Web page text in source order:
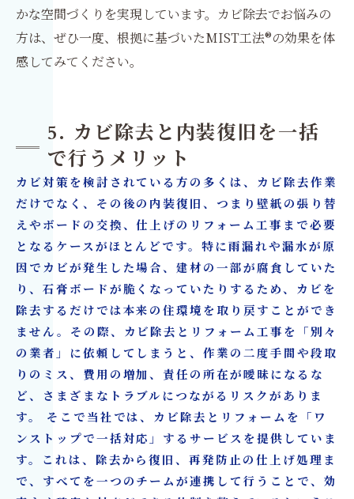
かな空間づくりを実現しています。カビ除去でお悩みの
方は、ぜひ一度、根拠に基づいたMIST工法®の効果を体
感してみてください。
5. カビ除去と内装復旧を一括
で行うメリット
カビ対策を検討されている方の多くは、カビ除去作業
だけでなく、その後の内装復旧、つまり壁紙の張り替
えやボードの交換、仕上げのリフォーム工事まで必要
となるケースがほとんどです。特に雨漏れや漏水が原
因でカビが発生した場合、建材の一部が腐食していた
り、石膏ボードが脆くなっていたりするため、カビを
除去するだけでは本来の住環境を取り戻すことができ
ません。その際、カビ除去とリフォーム工事を「別々
の業者」に依頼してしまうと、作業の二度手間や段取
りのミス、費用の増加、責任の所在が曖昧になるな
ど、さまざまなトラブルにつながるリスクがありま
す。 そこで当社では、カビ除去とリフォームを「ワ
ンストップで一括対応」するサービスを提供していま
す。これは、除去から復旧、再発防止の仕上げ処理ま
で、すべてを一つのチームが連携して行うことで、効